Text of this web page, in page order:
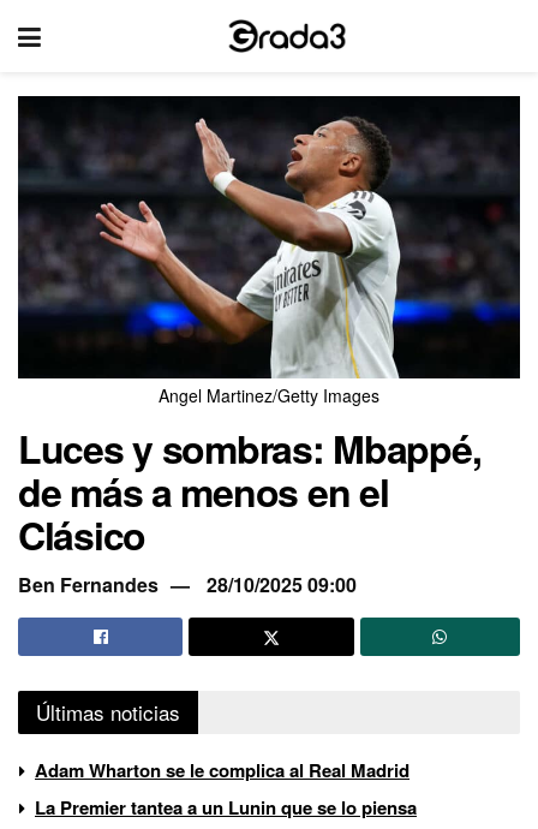
Angel Martinez/Getty Images
Luces y sombras: Mbappé,
de más a menos en el
Clásico
Ben Fernandes 28/10/2025 09:00
Últimas noticias
Adam Wharton se le complica al Real Madrid
La Premier tantea a un Lunin que se lo piensa